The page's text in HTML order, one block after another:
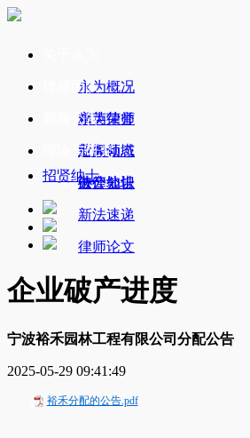
永为概况
永为荣誉
业务领域
办公地址
律师团队
精英律师
新闻公告
新闻动态
破产公告
理论与研究
法律知识
新法速递
律师论文
招贤纳士
企业破产进度
宁波裕禾园林工程有限公司分配公告
2025-05-29 09:41:49
裕禾分配的公告.pdf